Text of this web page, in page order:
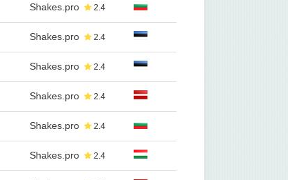
Shakes.pro 2.4
Shakes.pro 2.4
Shakes.pro 2.4
Shakes.pro 2.4
Shakes.pro 2.4
Shakes.pro 2.4